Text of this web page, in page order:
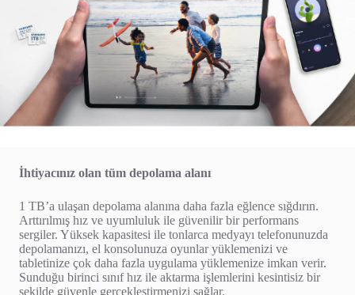
İhtiyacınız olan tüm depolama alanı
1 TB’a ulaşan depolama alanına daha fazla eğlence sığdırın.
Arttırılmış hız ve uyumluluk ile güvenilir bir performans
sergiler. Yüksek kapasitesi ile tonlarca medyayı telefonunuzda
depolamanızı, el konsolunuza oyunlar yüklemenizi ve
tabletinize çok daha fazla uygulama yüklemenize imkan verir.
Sunduğu birinci sınıf hız ile aktarma işlemlerini kesintisiz bir
şekilde güvenle gerçekleştirmenizi sağlar.